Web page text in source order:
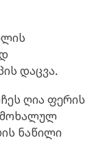
დაცვა.
ღია ფერის
მოხალულ
ნაწილი